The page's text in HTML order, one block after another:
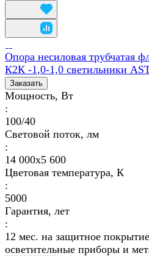
Опора несиловая трубчатая
К2К -1,0-1,0 светильники
Заказать
Мощность, Вт
:
100/40
Световой поток, лм
:
14 000х5 600
Цветовая температура, К
:
5000
Гарантия, лет
:
12 мес. на защитное
осветительные приборы и